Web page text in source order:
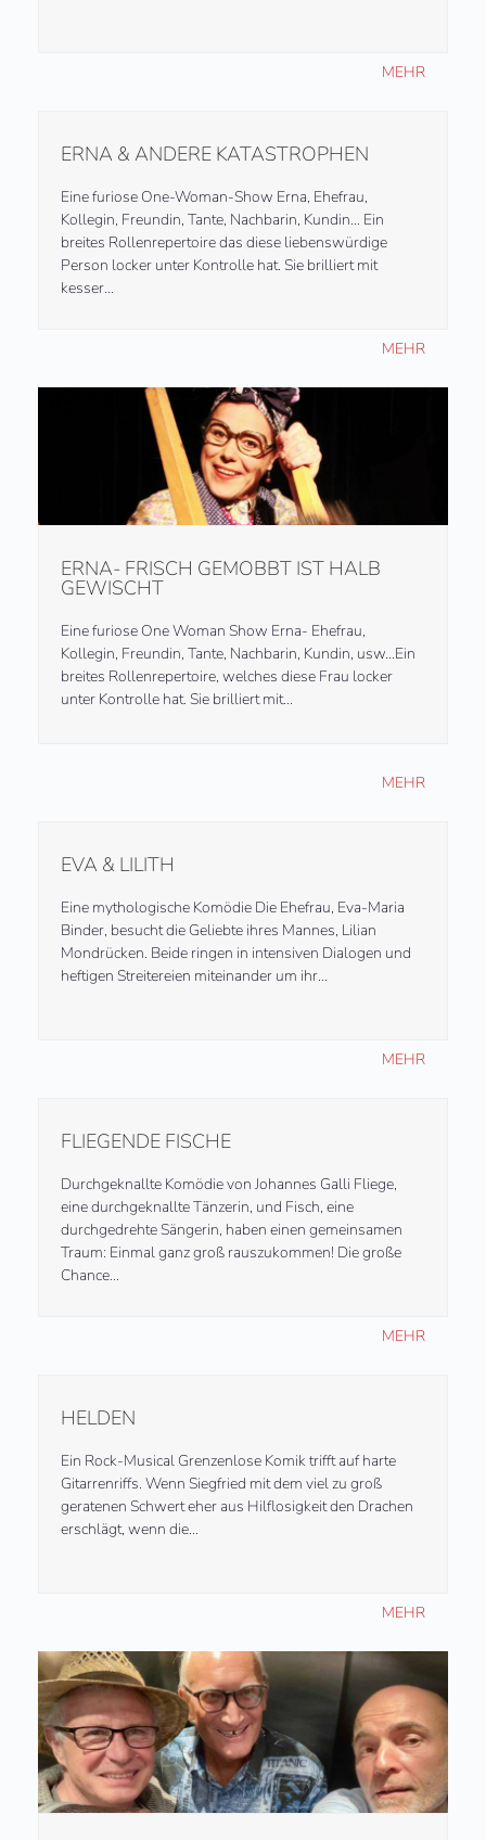
MEHR
ERNA & ANDERE KATASTROPHEN
Eine furiose One-Woman-Show Erna, Ehefrau,
Kollegin, Freundin, Tante, Nachbarin, Kundin… Ein
breites Rollenrepertoire das diese liebenswürdige
Person locker unter Kontrolle hat. Sie brilliert mit
kesser…
MEHR
ERNA- FRISCH GEMOBBT IST HALB
GEWISCHT
Eine furiose One Woman Show Erna- Ehefrau,
Kollegin, Freundin, Tante, Nachbarin, Kundin, usw...Ein
breites Rollenrepertoire, welches diese Frau locker
unter Kontrolle hat. Sie brilliert mit…
MEHR
EVA & LILITH
Eine mythologische Komödie Die Ehefrau, Eva-Maria
Binder, besucht die Geliebte ihres Mannes, Lilian
Mondrücken. Beide ringen in intensiven Dialogen und
heftigen Streitereien miteinander um ihr…
MEHR
FLIEGENDE FISCHE
Durchgeknallte Komödie von Johannes Galli Fliege,
eine durchgeknallte Tänzerin, und Fisch, eine
durchgedrehte Sängerin, haben einen gemeinsamen
Traum: Einmal ganz groß rauszukommen! Die große
Chance…
MEHR
HELDEN
Ein Rock-Musical Grenzenlose Komik trifft auf harte
Gitarrenriffs. Wenn Siegfried mit dem viel zu groß
geratenen Schwert eher aus Hilflosigkeit den Drachen
erschlägt, wenn die…
MEHR